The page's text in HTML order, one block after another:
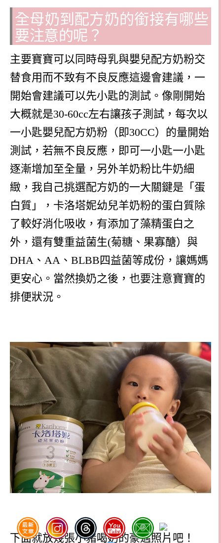
全母奶到配方奶的銜接有哪些
要注意的呢？
主要寶寶可以同時母乳與嬰兒配方奶粉交
替食用而不致有不良反應這邊會建議，一
開始會建議可以先小匙的測試。像剛開始
大概就是30-60cc左右讓孩子測試，每次以
一小匙嬰兒配方奶粉（即30CC）的量開始
測試，若無不良反應，即可一小匙一小匙
逐漸增加至全量，另外羊奶粉比牛奶細
緻，我自己挑選配方奶的一大關鍵是「蛋
白質」，卡洛塔妮幼兒羊奶粉的蛋白質除
了較好消化吸收，有添加了藻精蛋白之
外，還有雙重益菌生(菊糖、果寡醣）與
DHA、AA、BLBB四益菌等成份，讓媽媽
更安心。當然換奶之後，也要注意寶寶的
排便狀況。
下面就放幾張小豬喝奶的豪邁照片吧！